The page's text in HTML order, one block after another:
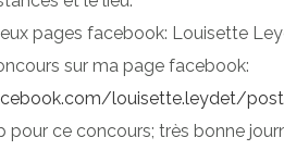
pages facebook: Louisette
sur ma page facebook:
louisette.leydet/
pour ce concours; très bonne